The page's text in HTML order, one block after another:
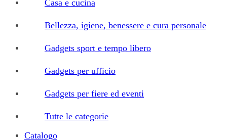
Casa e cucina
Bellezza, igiene, benessere e cura personale
Gadgets sport e tempo libero
Gadgets per ufficio
Gadgets per fiere ed eventi
Tutte le categorie
Catalogo